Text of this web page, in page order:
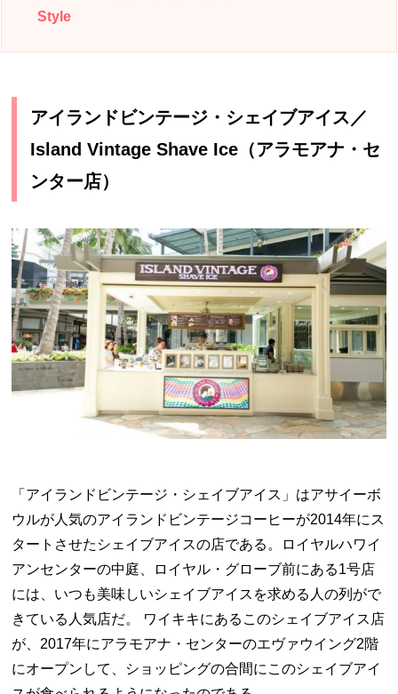
Style
アイランドビンテージ・シェイブアイス／
Island Vintage Shave Ice（アラモアナ・セ
ンター店）
「アイランドビンテージ・シェイブアイス」はアサイーボ
ウルが人気のアイランドビンテージコーヒーが2014年にス
タートさせたシェイブアイスの店である。ロイヤルハワイ
アンセンターの中庭、ロイヤル・グローブ前にある1号店
には、いつも美味しいシェイブアイスを求める人の列がで
きている人気店だ。 ワイキキにあるこのシェイブアイス店
が、2017年にアラモアナ・センターのエヴァウイング2階
にオープンして、ショッピングの合間にこのシェイブアイ